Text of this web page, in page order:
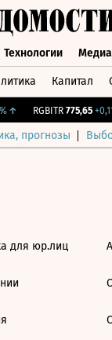
Технологии Медиа
Капитал
↑ RGBITR 775,65
прогнозы
для юр.лиц